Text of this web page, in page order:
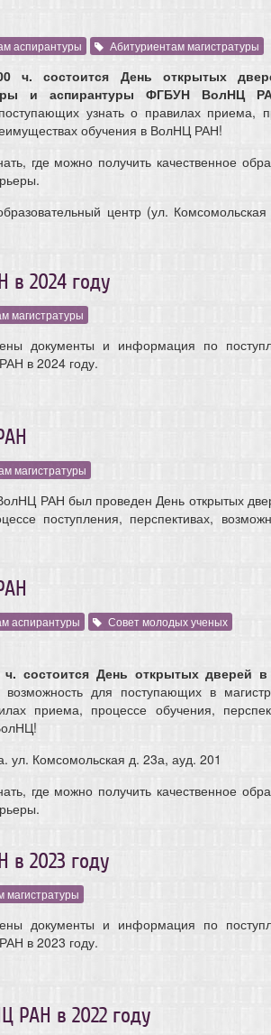
аспирантуры Абитуриентам магистратуры
ч. состоится День открытых
и аспирантуры ФГБУН ВолНЦ
узнать о правилах приема,
обучения в ВолНЦ РАН!
где можно получить качественное
центр (ул.
в 2024 году
магистратуры
документы и информация по
в 2024 году.
магистратуры
РАН был проведен День открытых
поступления, перспективах,
аспирантуры
Совет молодых ученых
ч. состоится День открытых дверей
возможность для поступающих в
приема, процессе обучения,
ул. Комсомольская д. 23а, ауд. 201
где можно получить качественное
2023 году
магистратуры
документы и информация по
в 2023 году.
РАН в 2022 году